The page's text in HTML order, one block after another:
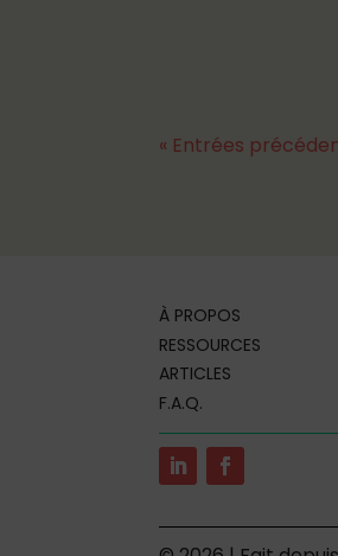
« Entrées
À PROPOS
RESSOURCES
ARTICLES
F.A.Q.